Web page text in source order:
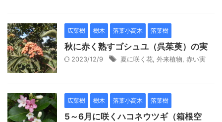
広葉樹 樹木 落葉小高木 落葉樹
秋に赤く熟すゴシュユ（呉茱萸）の実
2023/12/9 夏に咲く花 外来植物 赤い実
広葉樹 樹木 落葉小高木 落葉樹
5～6月に咲くハコネウツギ（箱根空